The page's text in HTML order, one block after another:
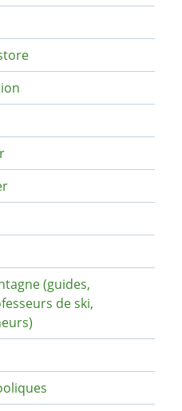
(guides,
de ski,